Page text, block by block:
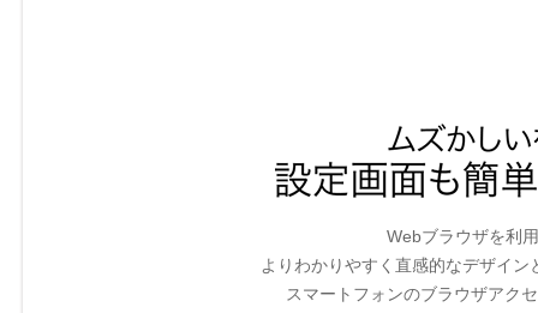
Webブラウザを利
よりわかりやすく直感的なデザイ
スマートフォンのブラウザアク